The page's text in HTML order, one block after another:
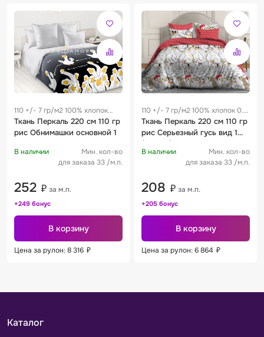
110 +/- 7 гр/м2 100% хлопок
0.25 м
Ткань Перкаль 220 см 110 гр
рис Обнимашки основной 1
В наличии
Мин. кол-во
для заказа 33 /м.п.
252 ₽ за м.п.
+249 бонус
В корзину
Цена за рулон: 8 316 ₽
110 +/- 7 гр/м2 100% хлопок 0.3
м
Ткань Перкаль 220 см 110 гр
рис Серьезный гусь вид 1
(основа)
В наличии
Мин. кол-во
для заказа 33 /м.п.
208 ₽ за м.п.
+205 бонус
В корзину
Цена за рулон: 6 864 ₽
Каталог